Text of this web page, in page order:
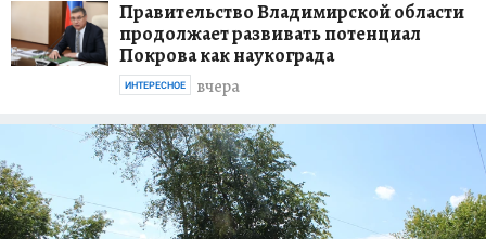
Правительство Владимирской области
продолжает развивать потенциал
Покрова как наукограда
вчера
ИНТЕРЕСНОЕ